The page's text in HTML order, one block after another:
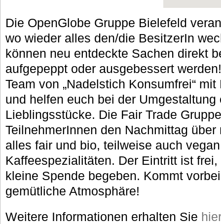
Die OpenGlobe Gruppe Bielefeld
wo wieder alles den/die BesitzerIn
können neu entdeckte Sachen direkt
aufgepeppt oder ausgebessert
Team von „Nadelstich Konsumfrei“
und helfen euch bei der Umgestaltung
Lieblingsstücke. Die Fair Trade
TeilnehmerInnen den Nachmittag
alles fair und bio, teilweise auch
Kaffeespezialitäten. Der Eintritt ist
kleine Spende begeben. Kommt
gemütliche Atmosphäre!
Weitere Informationen erhalten Sie hier